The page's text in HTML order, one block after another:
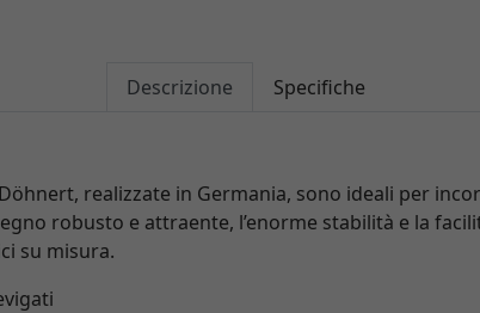
Descrizione Specifiche
realizzate in Germania, sono ideali per
robusto e attraente, l’enorme stabilità e la
su misura.